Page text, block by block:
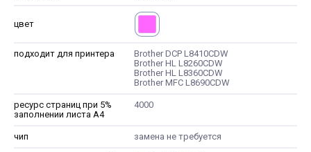
цвет
подходит для принтера
Brother DCP L8410CDW
Brother HL L8260CDW
Brother HL L8360CDW
Brother MFC L8690CDW
ресурс страниц при 5%
заполнении листа А4
4000
чип замена не требуется